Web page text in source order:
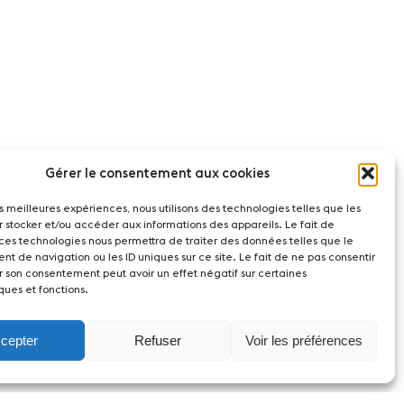
Gérer le consentement aux cookies
meilleures expériences, nous utilisons des technologies telles que les
stocker et/ou accéder aux informations des appareils. Le fait de
technologies nous permettra de traiter des données telles que le
de navigation ou les ID uniques sur ce site. Le fait de ne pas consentir
son consentement peut avoir un effet négatif sur certaines
et fonctions.
Refuser Voir les préférences